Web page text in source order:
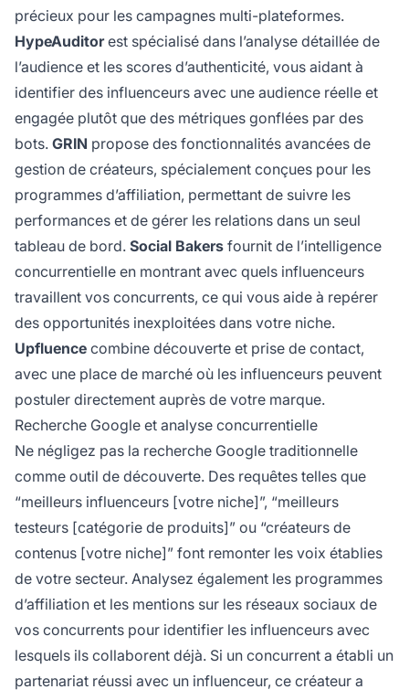
précieux pour les campagnes multi-plateformes.
HypeAuditorest spécialisé dans l’analyse détaillée de
l’audience et les scores d’authenticité, vous aidant à
identifier des influenceurs avec une audience réelle et
engagée plutôt que des métriques gonflées par des
bots. GRIN propose des fonctionnalités avancées de
gestion de créateurs, spécialement conçues pour les
programmes d’affiliation, permettant de suivre les
performances et de gérer les relations dans un seul
tableau de bord. Social Bakers fournit de l’intelligence
concurrentielle en montrant avec quels influenceurs
travaillent vos concurrents, ce qui vous aide à repérer
des opportunités inexploitées dans votre niche.
Upfluence combine découverte et prise de contact,
avec une place de marché où les influenceurs peuvent
postuler directement auprès de votre marque.
Recherche Google et analyse concurrentielle
Ne négligez pas la recherche Google traditionnelle
comme outil de découverte. Des requêtes telles que
“meilleurs influenceurs [votre niche]”, “meilleurs
testeurs [catégorie de produits]” ou “créateurs de
contenus [votre niche]” font remonter les voix établies
de votre secteur. Analysez également les programmes
d’affiliation et les mentions sur les réseaux sociaux de
vos concurrents pour identifier les influenceurs avec
lesquels ils collaborent déjà. Si un concurrent a établi un
partenariat réussi avec un influenceur, ce créateur a